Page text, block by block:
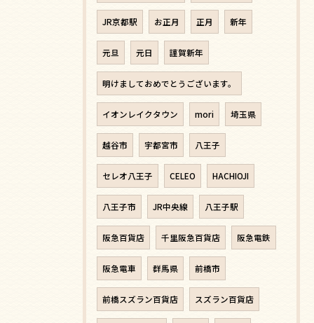
JR京都駅 お正月 正月 新年
元旦 元日 謹賀新年
明けましておめでとうございます。
イオンレイクタウン mori 埼玉県
越谷市 宇都宮市 八王子
セレオ八王子 CELEO HACHIOJI
八王子市 JR中央線 八王子駅
阪急百貨店 千里阪急百貨店 阪急電鉄
阪急電車 群馬県 前橋市
前橋スズラン百貨店 スズラン百貨店